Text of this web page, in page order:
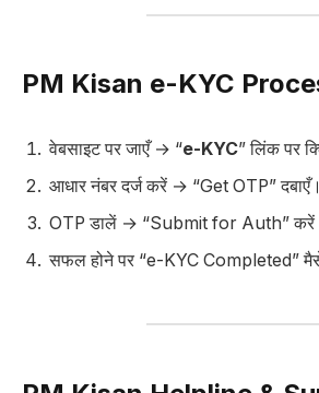
PM Kisan e-KYC
वेबसाइट पर जाएँ → “e-KYC” लिंक पर
आधार नंबर दर्ज करें → “Get OTP” दबाएँ।
OTP डालें → “Submit for Auth”
सफल होने पर “e-KYC Completed”